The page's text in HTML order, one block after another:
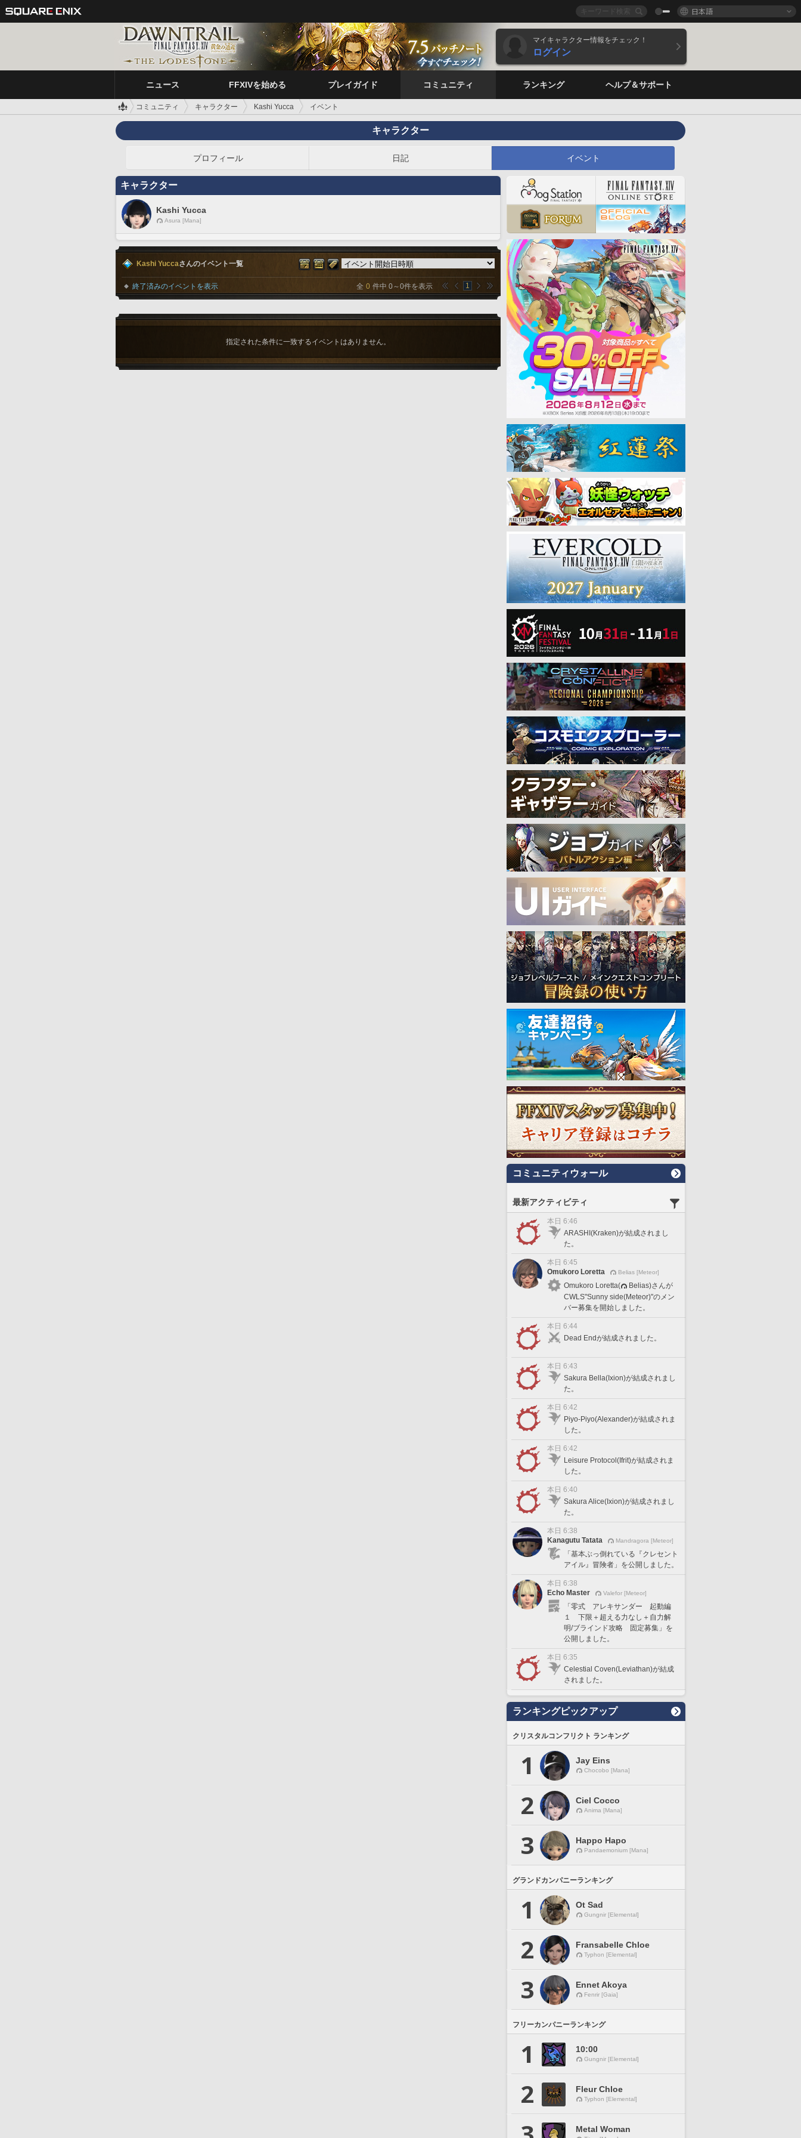
日本語
マイキャラクター情報をチェック！
ログイン
ニュース FFXIVを始める プレイガイド コミュニティ ランキング ヘルプ＆サポート
コミュニティ キャラクター Kashi Yucca イベント
キャラクター
プロフィール 日記 イベント
キャラクター
Kashi Yucca
Asura [Mana]
Kashi Yuccaさんのイベント一覧
終了済みのイベントを表示 全 0 件中 0～0件を表示 1
指定された条件に一致するイベントはありません。
コミュニティウォール
最新アクティビティ
本日 6:46
ARASHI(Kraken)が結成されまし
た。
本日 6:45
Omukoro Loretta
Belias [Meteor]
Omukoro Loretta(
Belias)さんが
CWLS"Sunny side(Meteor)"のメン
バー募集を開始しました。
本日 6:44
Dead Endが結成されました。
本日 6:43
Sakura Bella(Ixion)が結成されまし
た。
本日 6:42
Piyo-Piyo(Alexander)が結成されま
した。
本日 6:42
Leisure Protocol(Ifrit)が結成されま
した。
本日 6:40
Sakura Alice(Ixion)が結成されまし
た。
本日 6:38
Kanagutu Tatata
Mandragora [Meteor]
「基本ぶっ倒れている『クレセント
アイル』冒険者」を公開しました。
本日 6:38
Echo Master
Valefor [Meteor]
「零式 アレキサンダー 起動編
１ 下限＋超える力なし＋自力解
明/ブラインド攻略 固定募集」を
公開しました。
本日 6:35
Celestial Coven(Leviathan)が結成
されました。
ランキングピックアップ
クリスタルコンフリクト ランキング
1 Jay Eins
Chocobo [Mana]
2 Ciel Cocco
Anima [Mana]
3 Happo Hapo
Pandaemonium [Mana]
グランドカンパニーランキング
1 Ot Sad
Gungnir [Elemental]
2 Fransabelle Chloe
Typhon [Elemental]
3 Ennet Akoya
Fenrir [Gaia]
フリーカンパニーランキング
1 10:00
Gungnir [Elemental]
2 Fleur Chloe
Typhon [Elemental]
Metal Woman